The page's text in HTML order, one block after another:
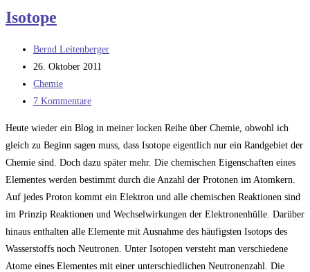
Isotope
Beitrags-
Autor:
Bernd Leitenberger
Beitrag
veröffentlicht:
26. Oktober 2011
Beitrags-
Kategorie:
Chemie
Beitrags-
7 Kommentare
Heute wieder ein Blog in meiner locken Reihe über Chemie, obwohl ich
gleich zu Beginn sagen muss, dass Isotope eigentlich nur ein Randgebiet der
Chemie sind. Doch dazu später mehr. Die chemischen Eigenschaften eines
Elementes werden bestimmt durch die Anzahl der Protonen im Atomkern.
Auf jedes Proton kommt ein Elektron und alle chemischen Reaktionen sind
im Prinzip Reaktionen und Wechselwirkungen der Elektronenhülle. Darüber
hinaus enthalten alle Elemente mit Ausnahme des häufigsten Isotops des
Wasserstoffs noch Neutronen. Unter Isotopen versteht man verschiedene
Atome eines Elementes mit einer unterschiedlichen Neutronenzahl. Die